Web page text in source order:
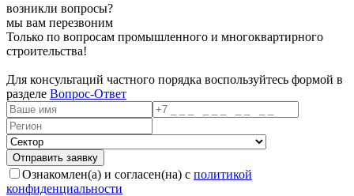
возникли вопросы?
мы вам перезвоним
Только по вопросам промышленного и многоквартирного
строительства!
Для консультаций частного порядка воспользуйтесь формой в
разделе Вопрос-Ответ
Ознакомлен(а) и согласен(на) с политикой
конфиденциальности